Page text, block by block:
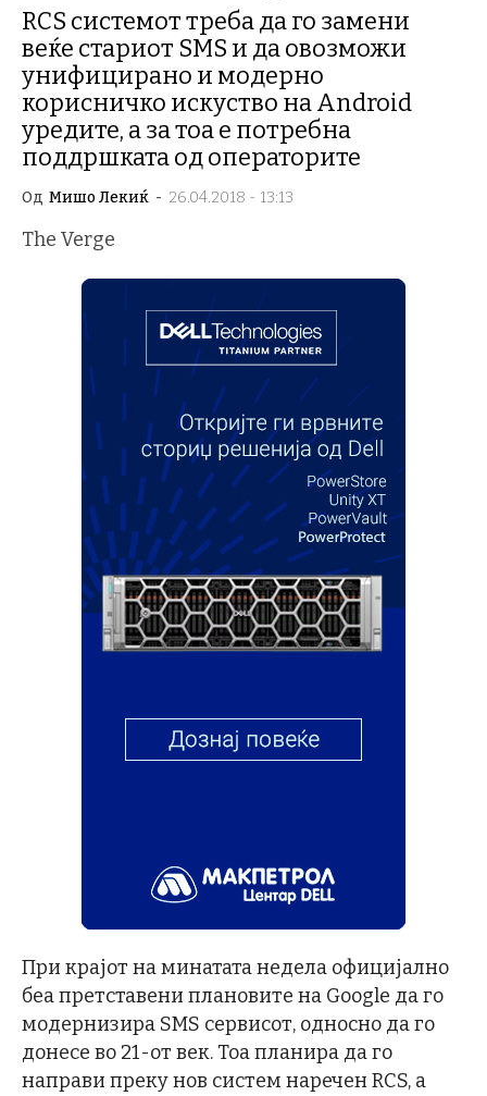
RCS системот треба да го замени
веќе стариот SMS и да овозможи
унифицирано и модерно
корисничко искуство на Android
уредите, а за тоа е потребна
поддршката од операторите
Од Мишо Лекиќ - 26.04.2018 - 13:13
The Verge
При крајот на минатата недела официјално
беа претставени плановите на Google да го
модернизира SMS сервисот, односно да го
донесе во 21-от век. Тоа планира да го
направи преку нов систем наречен RCS, а